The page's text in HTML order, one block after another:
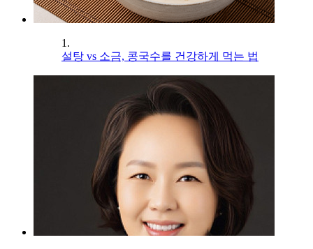
1.
설탕 vs 소금, 콩국수를 건강하게 먹는 법